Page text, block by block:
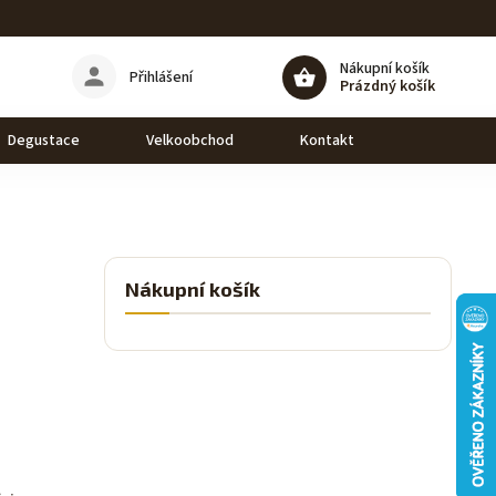
Nákupní košík
Prázdný košík
Přihlášení
Degustace Velkoobchod Kontakt
Nákupní košík